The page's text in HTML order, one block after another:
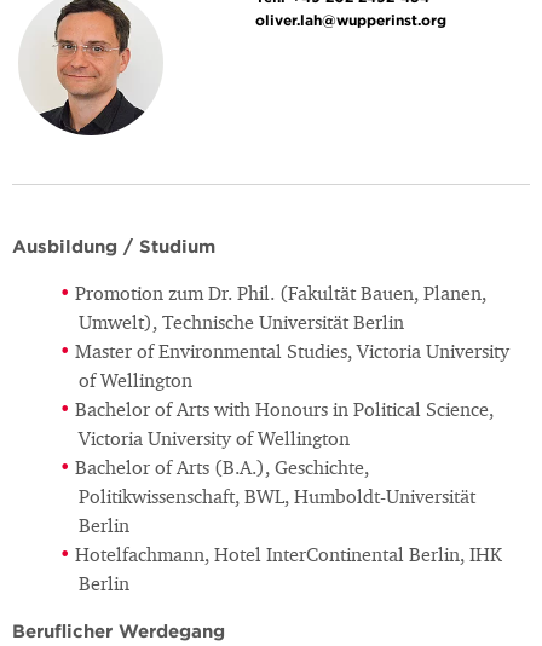
oliver.lah@wupperinst.org
Ausbildung / Studium
Promotion zum Dr. Phil. (Fakultät Bauen, Planen,
Umwelt), Technische Universität Berlin
Master of Environmental Studies, Victoria University
of Wellington
Bachelor of Arts with Honours in Political Science,
Victoria University of Wellington
Bachelor of Arts (B.A.), Geschichte,
Politikwissenschaft, BWL, Humboldt-Universität
Berlin
Hotelfachmann, Hotel InterContinental Berlin, IHK
Berlin
Beruflicher Werdegang